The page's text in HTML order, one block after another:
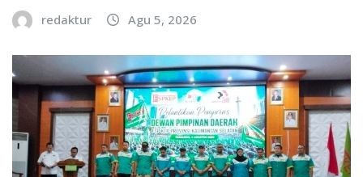
redaktur Agu 5, 2026